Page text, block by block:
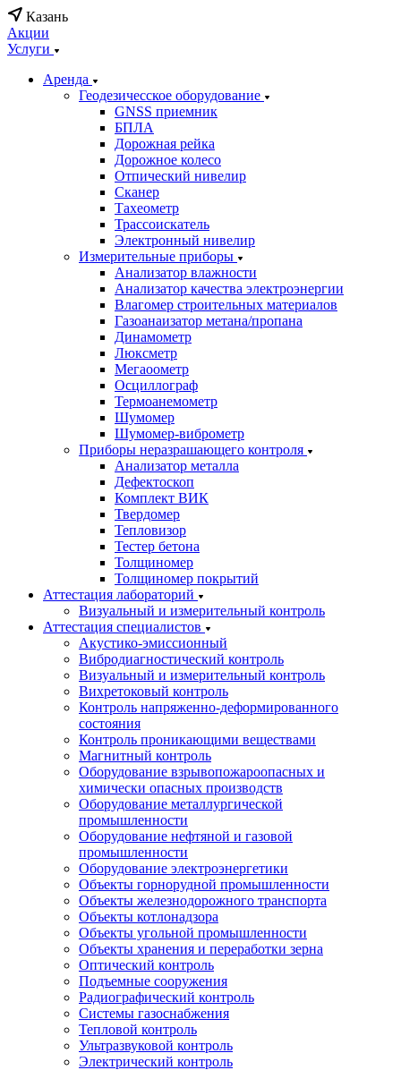
Казань
Акции
Услуги
Аренда
Геодезичесское оборудование
GNSS приемник
БПЛА
Дорожная рейка
Дорожное колесо
Отпический нивелир
Сканер
Тахеометр
Трассоискатель
Электронный нивелир
Измерительные приборы
Анализатор влажности
Анализатор качества электроэнергии
Влагомер строительных материалов
Газоанаизатор метана/пропана
Динамометр
Люксметр
Мегаоометр
Осциллограф
Термоанемометр
Шумомер
Шумомер-виброметр
Приборы неразрашающего контроля
Анализатор металла
Дефектоскоп
Комплект ВИК
Твердомер
Тепловизор
Тестер бетона
Толщиномер
Толщиномер покрытий
Аттестация лабораторий
Визуальный и измерительный контроль
Аттестация специалистов
Акустико-эмиссионный
Вибродиагностический контроль
Визуальный и измерительный контроль
Вихретоковый контроль
Контроль напряженно-деформированного
состояния
Контроль проникающими веществами
Магнитный контроль
Оборудование взрывопожароопасных и
химически опасных производств
Оборудование металлургической
промышленности
Оборудование нефтяной и газовой
промышленности
Оборудование электроэнергетики
Объекты горнорудной промышленности
Объекты железнодорожного транспорта
Объекты котлонадзора
Объекты угольной промышленности
Объекты хранения и переработки зерна
Оптический контроль
Подъемные сооружения
Радиографический контроль
Системы газоснабжения
Тепловой контроль
Ультразвуковой контроль
Электрический контроль